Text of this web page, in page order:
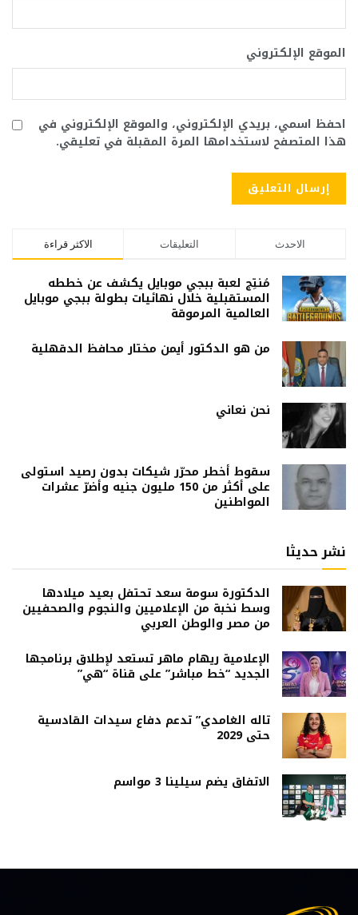
الموقع الإلكتروني
احفظ اسمي، بريدي الإلكتروني، والموقع الإلكتروني في
هذا المتصفح لاستخدامها المرة المقبلة في تعليقي.
الاكثر قراءة التعليقات الاحدث
مُنتِج لعبة ببجي موبايل يكشف عن خططه
المستقبلية خلال نهائيات بطولة ببجي موبايل
العالمية المرموقة
من هو الدكتور أيمن مختار محافظ الدقهلية
نحن نعاني
سقوط أخطر محرّر شيكات بدون رصيد استولى
على أكثر من 150 مليون جنيه وأضرّ عشرات
المواطنين
نشر حديثا
الدكتورة سومة سعد تحتفل بعيد ميلادها
وسط نخبة من الإعلاميين والنجوم والصحفيين
من مصر والوطن العربي
الإعلامية ريهام ماهر تستعد لإطلاق برنامجها
الجديد “خط مباشر” على قناة “هي”
تاله الغامدي” تدعم دفاع سيدات القادسية
حتى 2029
الاتفاق يضم سيلينا 3 مواسم